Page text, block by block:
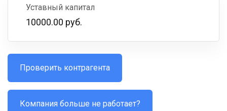
Уставный капитал
10000.00 руб.
Проверить контрагента
Компания больше не работает?